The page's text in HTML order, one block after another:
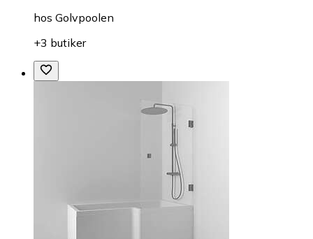
hos Golvpoolen
+3 butiker